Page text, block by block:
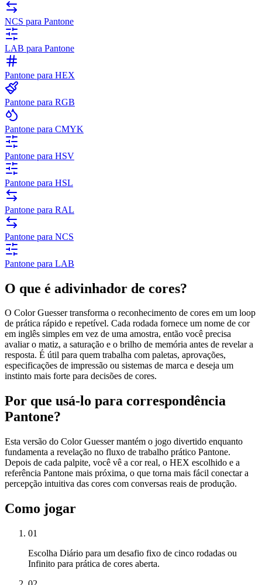
NCS para Pantone
LAB para Pantone
Pantone para HEX
Pantone para RGB
Pantone para CMYK
Pantone para HSV
Pantone para HSL
Pantone para RAL
Pantone para NCS
Pantone para LAB
O que é adivinhador de cores?
O Color Guesser transforma o reconhecimento de cores em um loop
de prática rápido e repetível. Cada rodada fornece um nome de cor
em inglês simples em vez de uma amostra, então você precisa
avaliar o matiz, a saturação e o brilho de memória antes de revelar a
resposta. É útil para quem trabalha com paletas, aprovações,
especificações de impressão ou sistemas de marca e deseja um
instinto mais forte para decisões de cores.
Por que usá-lo para correspondência
Pantone?
Esta versão do Color Guesser mantém o jogo divertido enquanto
fundamenta a revelação no fluxo de trabalho prático Pantone.
Depois de cada palpite, você vê a cor real, o HEX escolhido e a
referência Pantone mais próxima, o que torna mais fácil conectar a
percepção intuitiva das cores com conversas reais de produção.
Como jogar
01
Escolha Diário para um desafio fixo de cinco rodadas ou
Infinito para prática de cores aberta.